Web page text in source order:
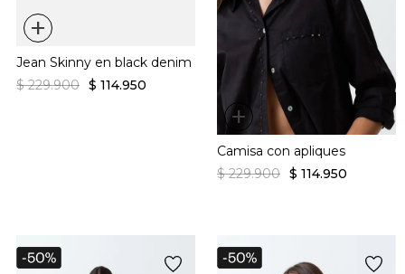
+
Jean Skinny en black denim
$ 229.900 $ 114.950
+
Camisa con apliques
$ 229.900 $ 114.950